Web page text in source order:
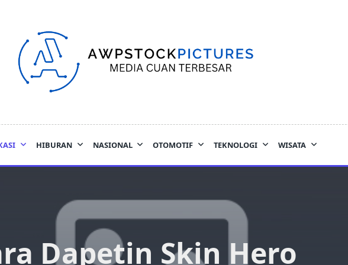
HIBURAN NASIONAL OTOMOTIF TEKNOLOGI WISATA
Dapetin Skin Hero